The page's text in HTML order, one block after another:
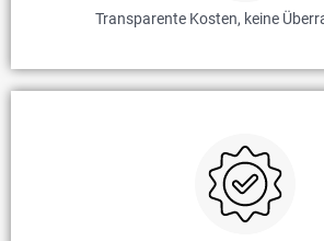
Transparente Kosten, keine